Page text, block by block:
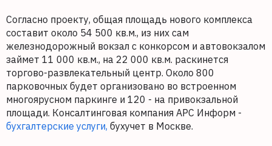
Согласно проекту, общая площадь нового комплекса
составит около 54 500 кв.м., из них сам
железнодорожный вокзал с конкорсом и автовокзалом
займет 11 000 кв.м., на 22 000 кв.м. раскинется
торгово-развлекательный центр. Около 800
парковочных будет организовано во встроенном
многоярусном паркинге и 120 - на привокзальной
площади. Консалтинговая компания АРС Информ -
бухгалтерские услуги, бухучет в Москве.